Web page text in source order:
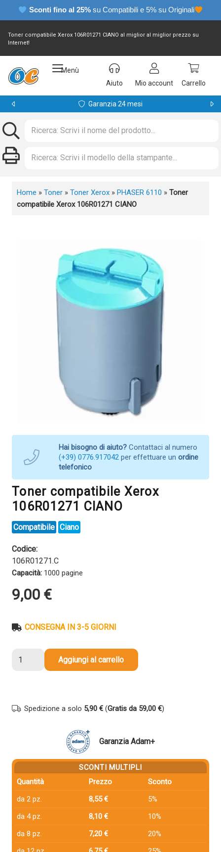
Sconti fino al 25% su Compatibili e 5% su Originali
Toner compatibile Xerox 106R01271 CIANO al miglior al miglior prezzo su
Internet!
Menù
Aiuto
Mio account Carrello
Garanzia 24 mesi
Home » Toner » Toner Xerox » PHASER 6110 » Toner
compatibile Xerox 106R01271 CIANO
Hai bisogno di aiuto? Contattaci al numero
(+39) 0776.917042 per effettuare un ordine
telefonico
Toner compatibile Xerox
106R01271 CIANO
Compatibile Ciano
Codice:
106R01271.C
Capacità: 1000 pagine
9,00 €
CONSEGNA IN 3-5 GIORNI
compatibile
quantità
Aggiungi al carrello
Spedizione a solo 5,90 € (Gratis da 59,00 €)
Garanzia Adam+
SCONTI MULTIPLI
Quantità
Prezzo
Sconto
da 2 pz.
8,55 €
5%
da 4 pz.
8,10 €
10%
da 8 pz.
7,20 €
20%